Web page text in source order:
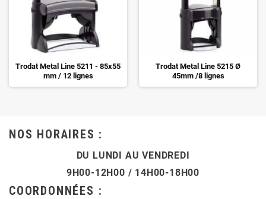
Trodat Metal Line 5211 - 85x55
mm / 12 lignes
Trodat Metal Line 5215 Ø
45mm /8 lignes
NOS HORAIRES :
DU LUNDI AU VENDREDI
9H00-12H00 / 14H00-18H00
COORDONNÉES :